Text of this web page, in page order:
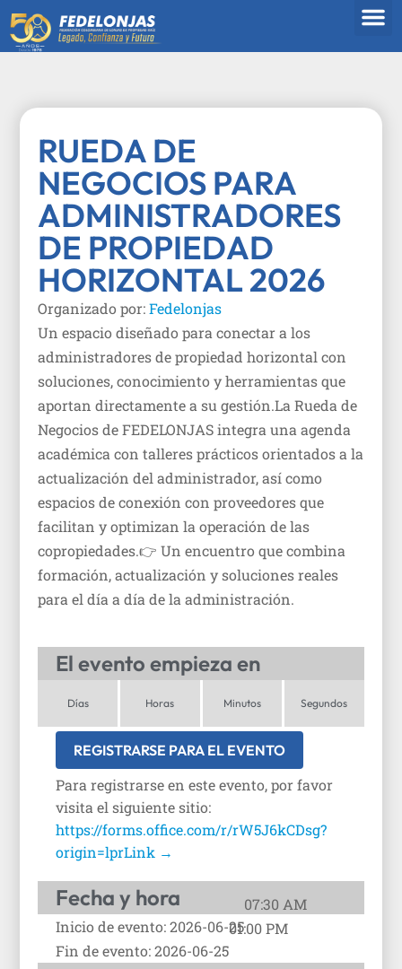
RUEDA DE
NEGOCIOS PARA
ADMINISTRADORES
DE PROPIEDAD
HORIZONTAL 2026
Organizado por:Fedelonjas
Un espacio diseñado para conectar a los
administradores de propiedad horizontal con
soluciones, conocimiento y herramientas que
aportan directamente a su gestión.La Rueda de
Negocios de FEDELONJAS integra una agenda
académica con talleres prácticos orientados a la
actualización del administrador, así como
espacios de conexión con proveedores que
facilitan y optimizan la operación de las
copropiedades.👉 Un encuentro que combina
formación, actualización y soluciones reales
para el día a día de la administración.
El evento empieza en
Días Horas Minutos Segundos
REGISTRARSE PARA EL EVENTO
Para registrarse en este evento, por favor
visita el siguiente sitio:
https://forms.office.com/r/rW5J6kCDsg?
origin=lprLink →
Fecha y hora
Inicio de evento: 2026-06-25
07:30 AM
Fin de evento: 2026-06-25
01:00 PM